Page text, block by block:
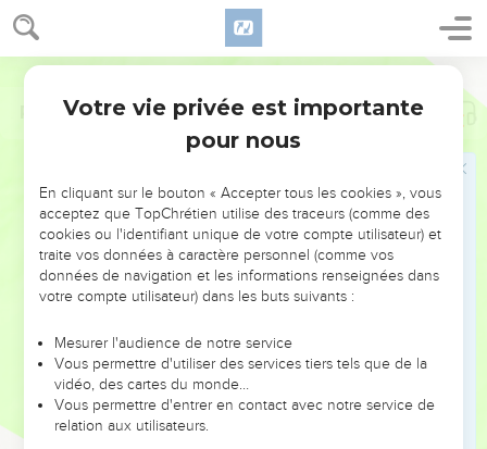
NE MANQUEZ PAS L’ÉVÉNEMENT
DE L’ANNÉE !
ET SI LEURS ERREURS POUVAIENT VOUS ÉVITER LES
VOTRES ?
leur foi ou leur vision. Mais on voit moins les doutes, les erreurs
et les saisons difficiles qu'ils ont traversés, alors même que ce
sont elles qui les ont façonnés.
Dans cette conférence, leaders, entrepreneurs, et responsables
Psaumes 142
Votre vie privée est importante
pour nous
En cliquant sur le bouton « Accepter tous les cookies », vous
acceptez que TopChrétien utilise des traceurs (comme des
cookies ou l'identifiant unique de votre compte utilisateur) et
traite vos données à caractère personnel (comme vos
données de navigation et les informations renseignées dans
votre compte utilisateur) dans les buts suivants :
Mesurer l'audience de notre service
Vous permettre d'utiliser des services tiers tels que de la
vidéo, des cartes du monde…
Vous permettre d'entrer en contact avec notre service de
relation aux utilisateurs.